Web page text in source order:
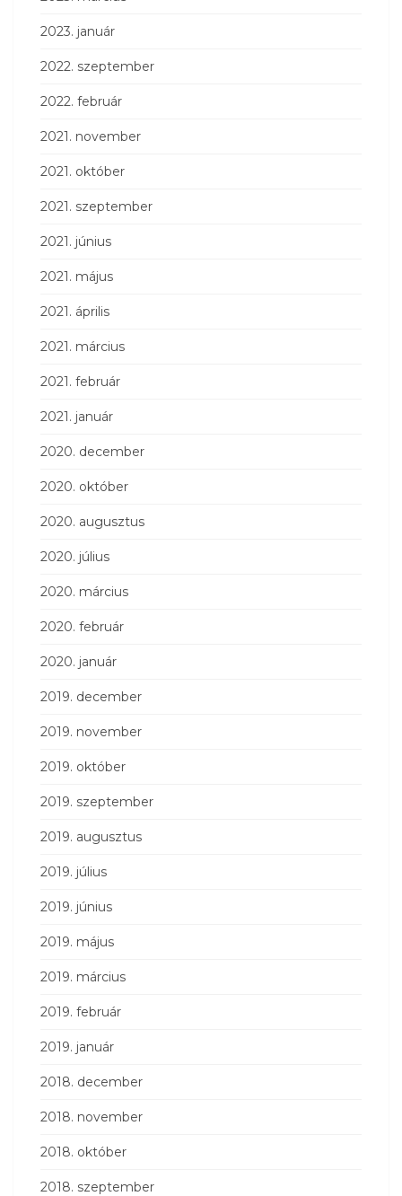
2023. január
2022. szeptember
2022. február
2021. november
2021. október
2021. szeptember
2021. június
2021. május
2021. április
2021. március
2021. február
2021. január
2020. december
2020. október
2020. augusztus
2020. július
2020. március
2020. február
2020. január
2019. december
2019. november
2019. október
2019. szeptember
2019. augusztus
2019. július
2019. június
2019. május
2019. március
2019. február
2019. január
2018. december
2018. november
2018. október
2018. szeptember